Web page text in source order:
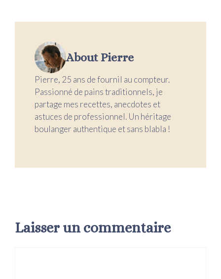
About Pierre
Pierre, 25 ans de fournil au compteur.
Passionné de pains traditionnels, je
partage mes recettes, anecdotes et
astuces de professionnel. Un héritage
boulanger authentique et sans blabla !
Laisser un commentaire